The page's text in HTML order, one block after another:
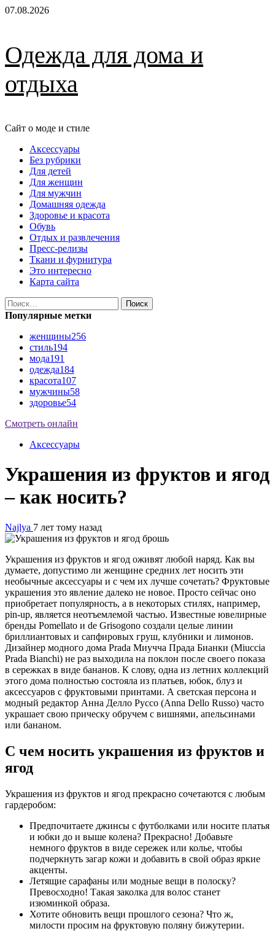
Перейти
07.08.2026
Одежда для дома и
отдыха
Сайт о моде и стиле
Основное
меню
Аксессуары
Без рубрики
Для детей
Для женщин
Для мужчин
Домашняя одежда
Здоровье и красота
Обувь
Отдых и развлечения
Пресс-релизы
Ткани и фурнитура
Это интересно
Карта сайта
Найти:
Популярные метки
женщины256
стиль194
мода191
одежда184
красота107
мужчины58
здоровье54
Смотреть онлайн
Аксессуары
Украшения из фруктов и ягод
– как носить?
Najlya 7 лет тому назад
Украшения из фруктов и ягод оживят любой наряд. Как вы
думаете, допустимо ли женщине средних лет носить эти
необычные аксессуары и с чем их лучше сочетать? Фруктовые
украшения это явление далеко не новое. Просто сейчас оно
приобретает популярность, а в некоторых стилях, например,
pin-up, является неотъемлемой частью. Известные ювелирные
бренды Pomellato и de Grisogono создали целые линии
бриллиантовых и сапфировых груш, клубники и лимонов.
Дизайнер модного дома Prada Миучча Прада Бианки (Miuccia
Prada Bianchi) не раз выходила на поклон после своего показа
в сережках в виде бананов. К слову, одна из летних коллекций
этого дома полностью состояла из платьев, юбок, блуз и
аксессуаров с фруктовыми принтами. А светская персона и
модный редактор Анна Делло Руссо (Anna Dello Russo) часто
украшает свою прическу обручем с вишнями, апельсинами
или бананом.
С чем носить украшения из фруктов и
ягод
Украшения из фруктов и ягод прекрасно сочетаются с любым
гардеробом:
Предпочитаете джинсы с футболками или носите платья
и юбки до и выше колена? Прекрасно! Добавьте
немного фруктов в виде сережек или колье, чтобы
подчеркнуть загар кожи и добавить в свой образ яркие
акценты.
Летящие сарафаны или модные вещи в полоску?
Превосходно! Такая заколка для волос станет
изюминкой образа.
Хотите обновить вещи прошлого сезона? Что ж,
милости просим на фруктовую поляну бижутерии.